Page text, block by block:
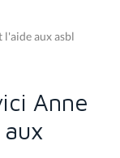
aux asbl
Anne